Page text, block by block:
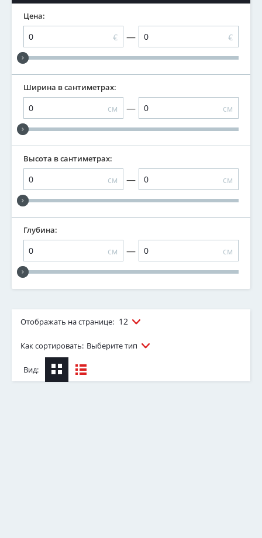
Цена:
€ — €
Ширина в сантиметрах:
см — см
Высота в сантиметрах:
см — см
Глубина:
см — см
Отображать на странице: 12
Как сортировать: Выберите тип
Вид: